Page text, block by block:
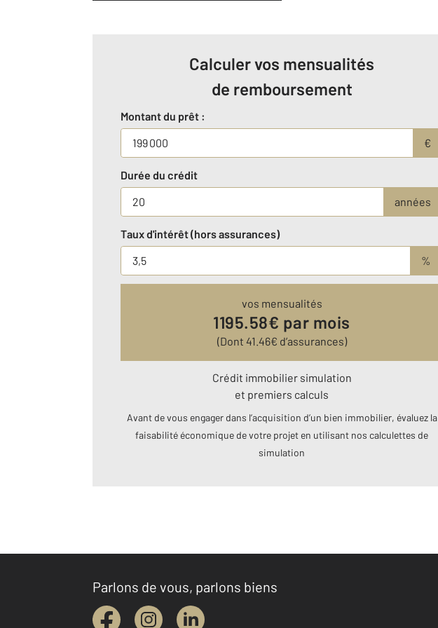
Calculer vos mensualités
de remboursement
Montant du prêt :
€
Durée du crédit
années
Taux d'intérêt (hors assurances)
%
vos mensualités
1195.58€ par mois
(Dont 41.46€ d’assurances)
Crédit immobilier simulation
et premiers calculs
Avant de vous engager dans l’acquisition d’un bien immobilier, évaluez la
faisabilité économique de votre projet en utilisant nos calculettes de
simulation
Parlons de vous, parlons biens